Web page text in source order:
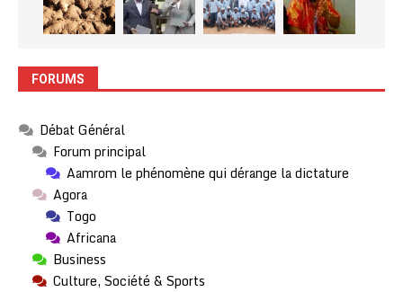
FORUMS
Débat Général
Forum principal
Aamrom le phénomène qui dérange la dictature
Agora
Togo
Africana
Business
Culture, Société & Sports